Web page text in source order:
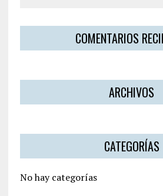
COMENTARIOS
ARCHIVOS
CATEGORÍAS
No hay categorías